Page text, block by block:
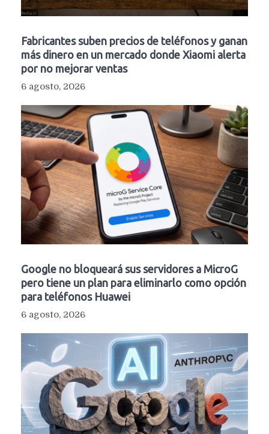
Fabricantes suben precios de teléfonos y ganan
más dinero en un mercado donde Xiaomi alerta
por no mejorar ventas
6 agosto, 2026
Google no bloqueará sus servidores a MicroG
pero tiene un plan para eliminarlo como opción
para teléfonos Huawei
6 agosto, 2026